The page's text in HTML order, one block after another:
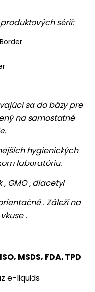
sérií:
sa do bázy pre
na samostatné
hygienických
laboratóriu.
, GMO , diacetyl
. Záleží na
.
MSDS, FDA, TPD
e-liquids